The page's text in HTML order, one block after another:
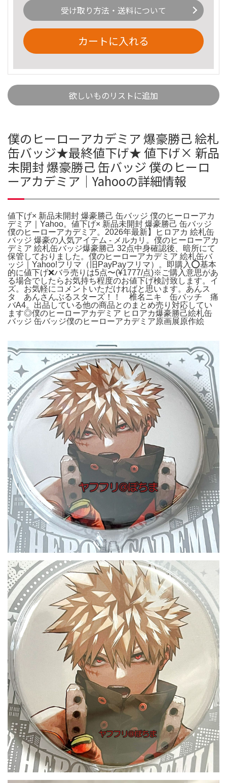
受け取り方法・送料について
カートに入れる
欲しいものリストに追加
僕のヒーローアカデミア 爆豪勝己 絵札
缶バッジ★最終値下げ★ 値下げ× 新品
未開封 爆豪勝己 缶バッジ 僕のヒーロ
ーアカデミア｜Yahooの詳細情報
値下げ× 新品未開封 爆豪勝己 缶バッジ 僕のヒーローアカ
デミア｜Yahoo。値下げ× 新品未開封 爆豪勝己 缶バッジ
僕のヒーローアカデミア。2026年最新】ヒロアカ 絵札缶
バッジ 爆豪の人気アイテム - メルカリ。僕のヒーローアカ
デミア 絵札缶バッジ爆豪勝己 32点中身確認後、暗所にて
保管しておりました。僕のヒーローアカデミア 絵札缶バ
ッジ｜Yahoo!フリマ（旧PayPayフリマ）。即購入⭕️基本
的に値下げ❌バラ売りは5点〜(¥1777/点)※ご購入意思があ
る場合でしたらお気持ち程度のお値下げ検討致します。イ
ズ。お気軽にコメントいただければと思います。あんス
タ あんさんぶるスターズ！！ 椎名ニキ 缶バッチ 痛
バA4。出品している他の商品とのまとめ売り対応してい
ます◎僕のヒーローアカデミア ヒロアカ爆豪勝己絵札缶
バッジ 缶バッジ僕のヒーローアカデミア原画展原作絵